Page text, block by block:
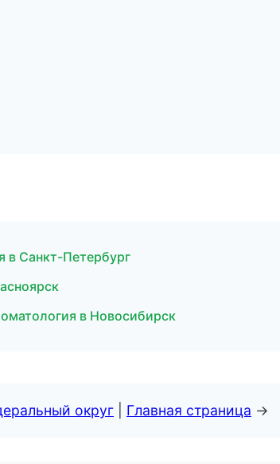
в Санкт-Петербург
в Новосибирск
округ Главная страница →